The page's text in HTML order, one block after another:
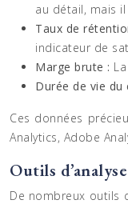
au détail, mais
Taux de
indicateur de
Marge brute :
Durée de vie du
Ces données
Analytics, Adobe
Outils
De nombreux outils